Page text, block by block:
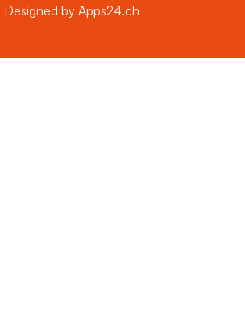
by Apps24.ch